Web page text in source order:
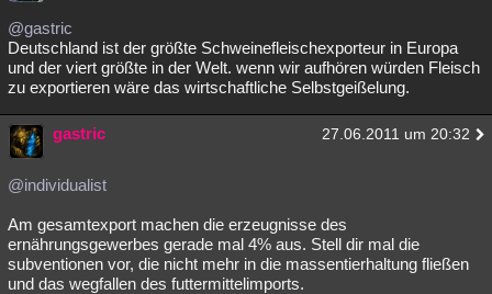
@gastric
Deutschland ist der größte Schweinefleischexporteur in Europa
und der viert größte in der Welt. wenn wir aufhören würden Fleisch
zu exportieren wäre das wirtschaftliche Selbstgeißelung.
gastric 27.06.2011 um 20:32
@individualist
Am gesamtexport machen die erzeugnisse des
ernährungsgewerbes gerade mal 4% aus. Stell dir mal die
subventionen vor, die nicht mehr in die massentierhaltung fließen
und das wegfallen des futtermittelimports.